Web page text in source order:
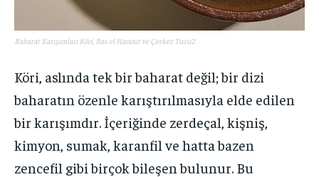
Baharat Karışımları Köri, Ras el Hanout ve Çerkez Tuzu2
Köri, aslında tek bir baharat değil; bir dizi
baharatın özenle karıştırılmasıyla elde edilen
bir karışımdır. İçeriğinde zerdeçal, kişniş,
kimyon, sumak, karanfil ve hatta bazen
zencefil gibi birçok bileşen bulunur. Bu